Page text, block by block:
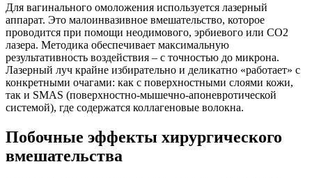
Для вагинального омоложения используется лазерный
аппарат. Это малоинвазивное вмешательство, которое
проводится при помощи неодимового, эрбиевого или CO2
лазера. Методика обеспечивает максимальную
результативность воздействия – с точностью до микрона.
Лазерный луч крайне избирательно и деликатно «работает» с
конкретными очагами: как с поверхностными слоями кожи,
так и SMAS (поверхностно-мышечно-апоневротической
системой), где содержатся коллагеновые волокна.
Побочные эффекты хирургического
вмешательства